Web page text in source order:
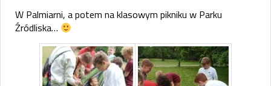
W Palmiarni, a potem na klasowym pikniku w Parku
Źródliska…